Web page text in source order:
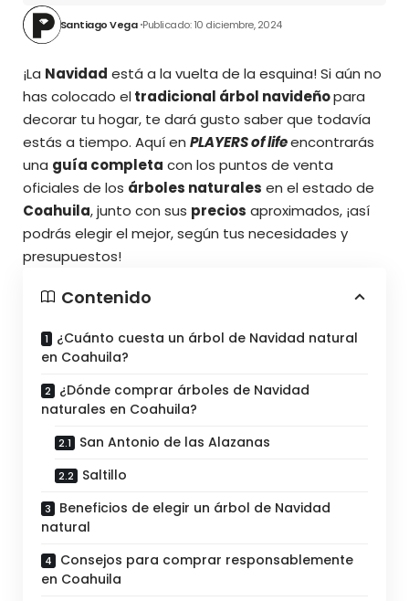
Santiago Vega Publicado: 10 diciembre, 2024
¡La Navidad está a la vuelta de la esquina! Si aún no
has colocado eltradicional árbol navideñopara
decorar tu hogar, te dará gusto saber que todavía
estás a tiempo. Aquí en PLAYERS of lifeencontrarás
una guía completa con los puntos de venta
oficiales de los árboles naturales en el estado de
Coahuila, junto con sus precios aproximados, ¡así
podrás elegir el mejor, según tus necesidades y
presupuestos!
Contenido
¿Cuánto cuesta un árbol de Navidad natural
en Coahuila?
¿Dónde comprar árboles de Navidad
naturales en Coahuila?
San Antonio de las Alazanas
Saltillo
Beneficios de elegir un árbol de Navidad
natural
Consejos para comprar responsablemente
en Coahuila